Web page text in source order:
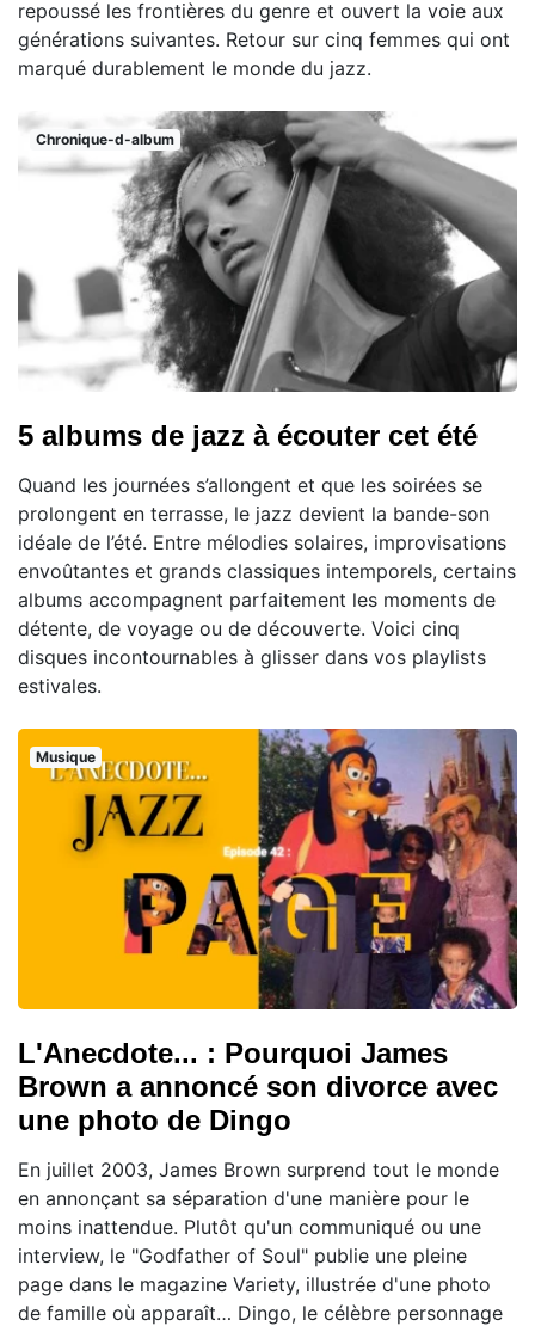
repoussé les frontières du genre et ouvert la voie aux
générations suivantes. Retour sur cinq femmes qui ont
marqué durablement le monde du jazz.
Chronique-d-album
5 albums de jazz à écouter cet été
Quand les journées s’allongent et que les soirées se
prolongent en terrasse, le jazz devient la bande-son
idéale de l’été. Entre mélodies solaires, improvisations
envoûtantes et grands classiques intemporels, certains
albums accompagnent parfaitement les moments de
détente, de voyage ou de découverte. Voici cinq
disques incontournables à glisser dans vos playlists
estivales.
Musique
L'Anecdote... : Pourquoi James
Brown a annoncé son divorce avec
une photo de Dingo
En juillet 2003, James Brown surprend tout le monde
en annonçant sa séparation d'une manière pour le
moins inattendue. Plutôt qu'un communiqué ou une
interview, le "Godfather of Soul" publie une pleine
page dans le magazine Variety, illustrée d'une photo
de famille où apparaît… Dingo, le célèbre personnage